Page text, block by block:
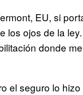
EU, si
los ojos de la
donde
el seguro lo